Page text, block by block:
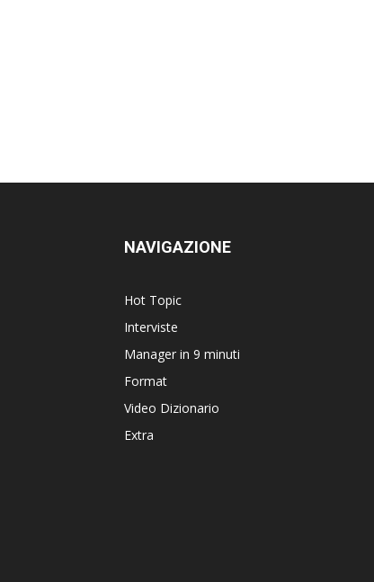
NAVIGAZIONE
Hot Topic
Interviste
Manager in 9 minuti
Format
Video Dizionario
Extra